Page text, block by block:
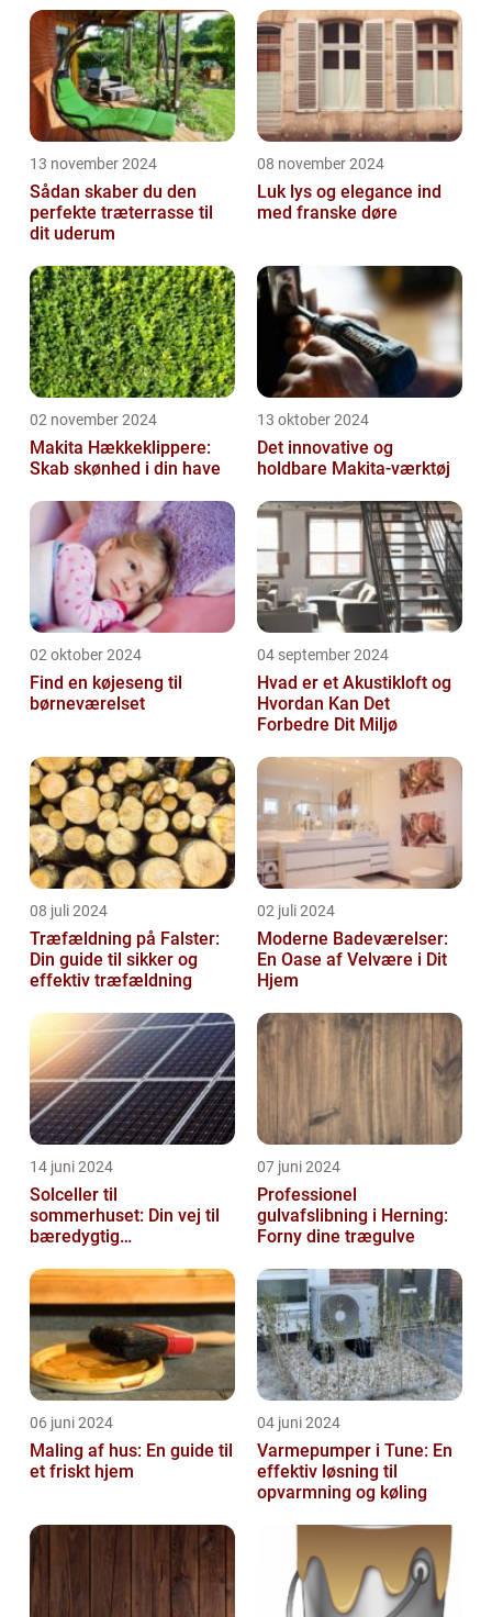
13 november 2024
Sådan skaber du den
perfekte træterrasse til
dit uderum
08 november 2024
Luk lys og elegance ind
med franske døre
02 november 2024
Makita Hækkeklippere:
Skab skønhed i din have
13 oktober 2024
Det innovative og
holdbare Makita-værktøj
02 oktober 2024
Find en køjeseng til
børneværelset
04 september 2024
Hvad er et Akustikloft og
Hvordan Kan Det
Forbedre Dit Miljø
08 juli 2024
Træfældning på Falster:
Din guide til sikker og
effektiv træfældning
02 juli 2024
Moderne Badeværelser:
En Oase af Velvære i Dit
Hjem
14 juni 2024
Solceller til
sommerhuset: Din vej til
bæredygtig
07 juni 2024
Professionel
gulvafslibning i Herning:
Forny dine trægulve
06 juni 2024
Maling af hus: En guide til
et friskt hjem
04 juni 2024
Varmepumper i Tune: En
effektiv løsning til
opvarmning og køling